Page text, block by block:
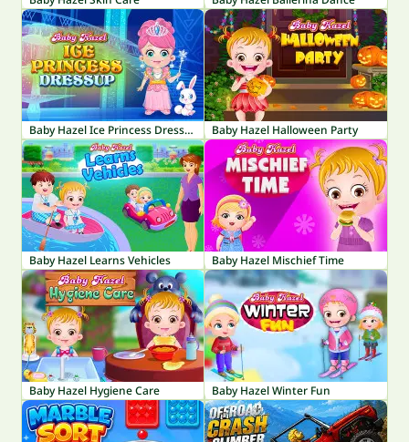
Baby Hazel Ice Princess Dressup Baby Hazel Halloween Party
Baby Hazel Learns Vehicles Baby Hazel Mischief Time
Baby Hazel Hygiene Care Baby Hazel Winter Fun